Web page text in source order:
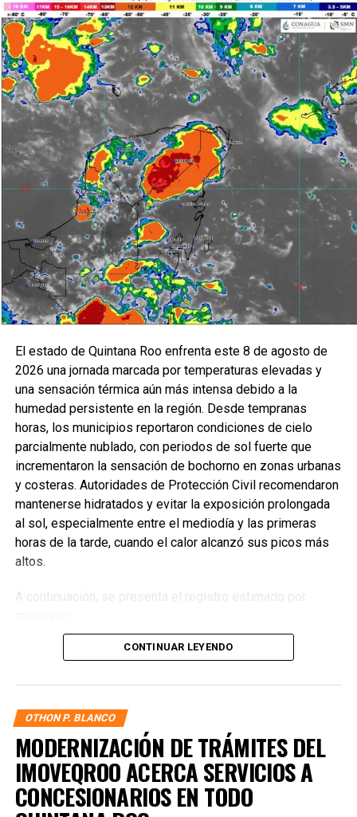
El estado de Quintana Roo enfrenta este 8 de agosto de
2026 una jornada marcada por temperaturas elevadas y
una sensación térmica aún más intensa debido a la
humedad persistente en la región. Desde tempranas
horas, los municipios reportaron condiciones de cielo
parcialmente nublado, con periodos de sol fuerte que
incrementaron la sensación de bochorno en zonas urbanas
y costeras. Autoridades de Protección Civil recomendaron
mantenerse hidratados y evitar la exposición prolongada
al sol, especialmente entre el mediodía y las primeras
horas de la tarde, cuando el calor alcanzó sus picos más
altos.
A continuación, se presenta el registro estimado por
Benito Juárez— 33°C / 40°C
Solidaridad— 32°C / 39°C
Isla Mujeres
Cozumel— 30°C / 37°C
Puerto Morelos— 32°C / 39°C
Tulum— 33°C / 41°C
CONTINUAR LEYENDO
OTHON P. BLANCO
MODERNIZACIÓN DE TRÁMITES DEL
IMOVEQROO ACERCA SERVICIOS A
CONCESIONARIOS EN TODO